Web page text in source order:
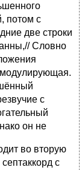
потом с
две строки
Словно
модулирующая.
с
он не
во вторую
с